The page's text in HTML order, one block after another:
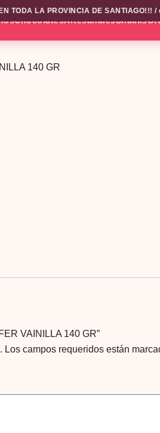
LA PROVINCIA DE SANTIAGO!!! /
ChocolatesArtesanalesSnacks
140 GR
VAINILLA 140 GR”
Los campos requeridos están